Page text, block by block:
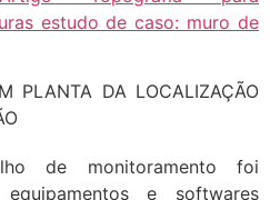
PLANTA DA LOCALIZAÇÃO
de monitoramento foi
e softwares